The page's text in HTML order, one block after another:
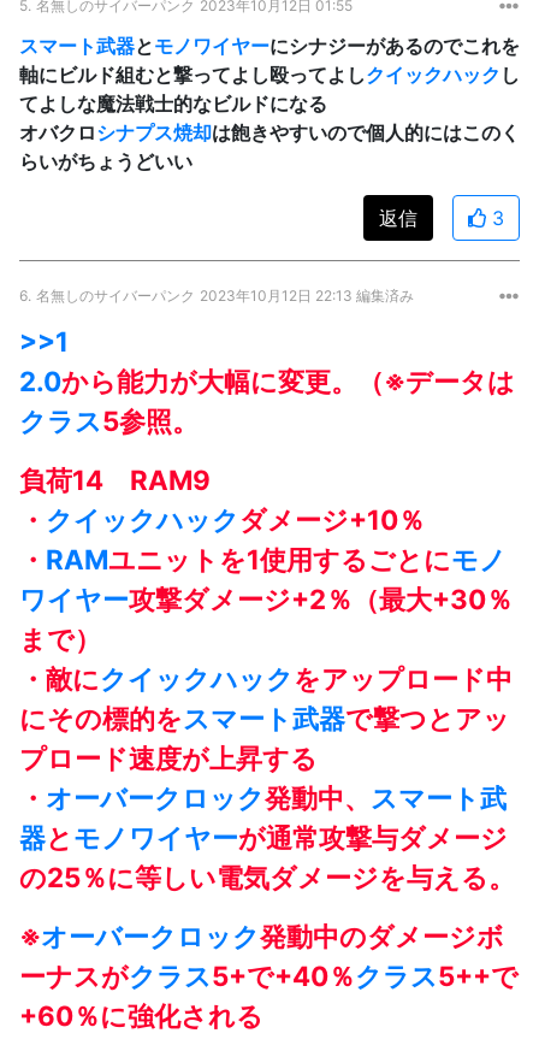
5. 名無しのサイバーパンク 2023年10月12日 01:55
スマート武器とモノワイヤーにシナジーがあるのでこれを
軸にビルド組むと撃ってよし殴ってよしクイックハック し
てよしな魔法戦士的なビルドになる
オバクロシナプス焼却は飽きやすいので個人的にはこのく
らいがちょうどいい
返信 3
6. 名無しのサイバーパンク 2023年10月12日 22:13 編集済み
>>1
2.0から能力が大幅に変更。（※データは
クラス5参照。
負荷14 RAM9
・ クイックハック ダメージ+10％
・ RAMユニットを1使用するごとにモノ
ワイヤー攻撃ダメージ+2％（最大+30％
まで）
・敵にクイックハック をアップロード中
にその標的をスマート武器で撃つとアッ
プロード速度が上昇する
・ オーバークロック発動中、 スマート武
器とモノワイヤーが通常攻撃与ダメージ
の25％に等しい電気ダメージを与える。
※オーバークロック発動中のダメージボ
ーナスがクラス5+で+40％クラス5++で
+60％に強化される